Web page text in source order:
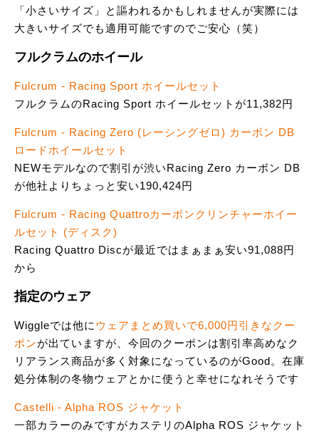
「小さいサイズ」と謳われるかもしれませんが実際には
大きいサイズでも適用可能ですのでご安心（笑）
フルクラムのホイール
Fulcrum - Racing Sport ホイールセット
フルクラムのRacing Sport ホイールセットが11,382円
Fulcrum - Racing Zero (レーシングゼロ) カーボン DB
ロードホイールセット
NEWモデルなので割引が渋いRacing Zero カーボン DB
が他社よりちょっと安い190,424円
Fulcrum - Racing Quattroカーボンクリンチャーホイー
ルセット (ディスク)
Racing Quattro Discが最近ではまぁまぁ安い91,088円
から
指定のウェア
Wiggleでは他に ウェアまとめ買いで6,000円引きなクー
ポンが出ていますが、今回のクーポンは割引率高めなク
リアランス商品が多く対象になっているのがGood。在庫
処分体制の冬物ウェアとかに使うと幸せになれそうです
Castelli - Alpha ROS ジャケット
一部カラーのみですがカステリのAlpha ROS ジャケット